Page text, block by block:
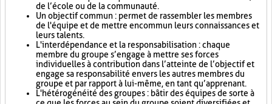
de l’école ou de la communauté.
Un objectif commun : permet de rassembler les membres
de l'équipe et de mettre en commun leurs connaissances et
leurs talents.
L'interdépendance et la responsabilisation : chaque
membre du groupe s’engage à mettre ses forces
individuelles à contribution dans l’atteinte de l’objectif et
engage sa responsabilité envers les autres membres du
groupe et par rapport à lui-même, en tant qu’apprenant.
L'hétérogénéité des groupes : bâtir des équipes de sorte à